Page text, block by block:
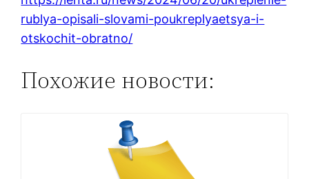
rublya-opisali-slovami-poukreplyaetsya-i-
otskochit-obratno/
Похожие новости: